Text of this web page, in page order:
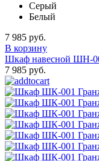
Серый
Белый
7 985 руб.
В корзину
Шкаф навесной ШН-
7 985 руб.